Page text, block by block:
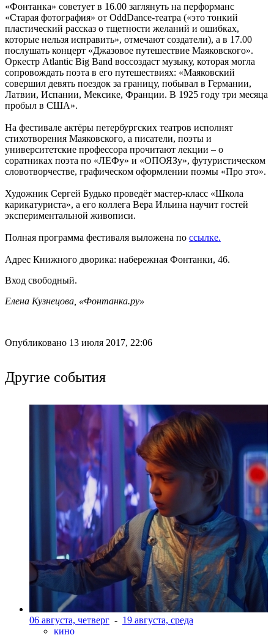
«Фонтанка» советует в 16.00 заглянуть на перформанс
«Старая фотография» от OddDance-театра («это тонкий
пластический рассказ о тщетности желаний и ошибках,
которые нельзя исправить», отмечают создатели), а в 17.00
послушать концерт «Джазовое путешествие Маяковского».
Оркестр Atlantic Big Band воссоздаст музыку, которая могла
сопровождать поэта в его путешествиях: «Маяковский
совершил девять поездок за границу, побывал в Германии,
Латвии, Испании, Мексике, Франции. В 1925 году три месяца
пробыл в США».
На фестивале актёры петербургских театров исполнят
стихотворения Маяковского, а писатели, поэты и
университетские профессора прочитают лекции – о
соратниках поэта по «ЛЕФу» и «ОПОЯЗу», футуристическом
словотворчестве, графическом оформлении поэмы «Про это».
Художник Сергей Будько проведёт мастер-класс «Школа
карикатуриста», а его коллега Вера Ильина научит гостей
экспериментальной живописи.
Полная программа фестиваля выложена по ссылке.
Адрес Книжного дворика: набережная Фонтанки, 46.
Вход свободный.
Елена Кузнецова, «Фонтанка.ру»
Опубликовано 13 июля 2017, 22:06
Другие события
06 августа, четверг - 19 августа, среда
кино